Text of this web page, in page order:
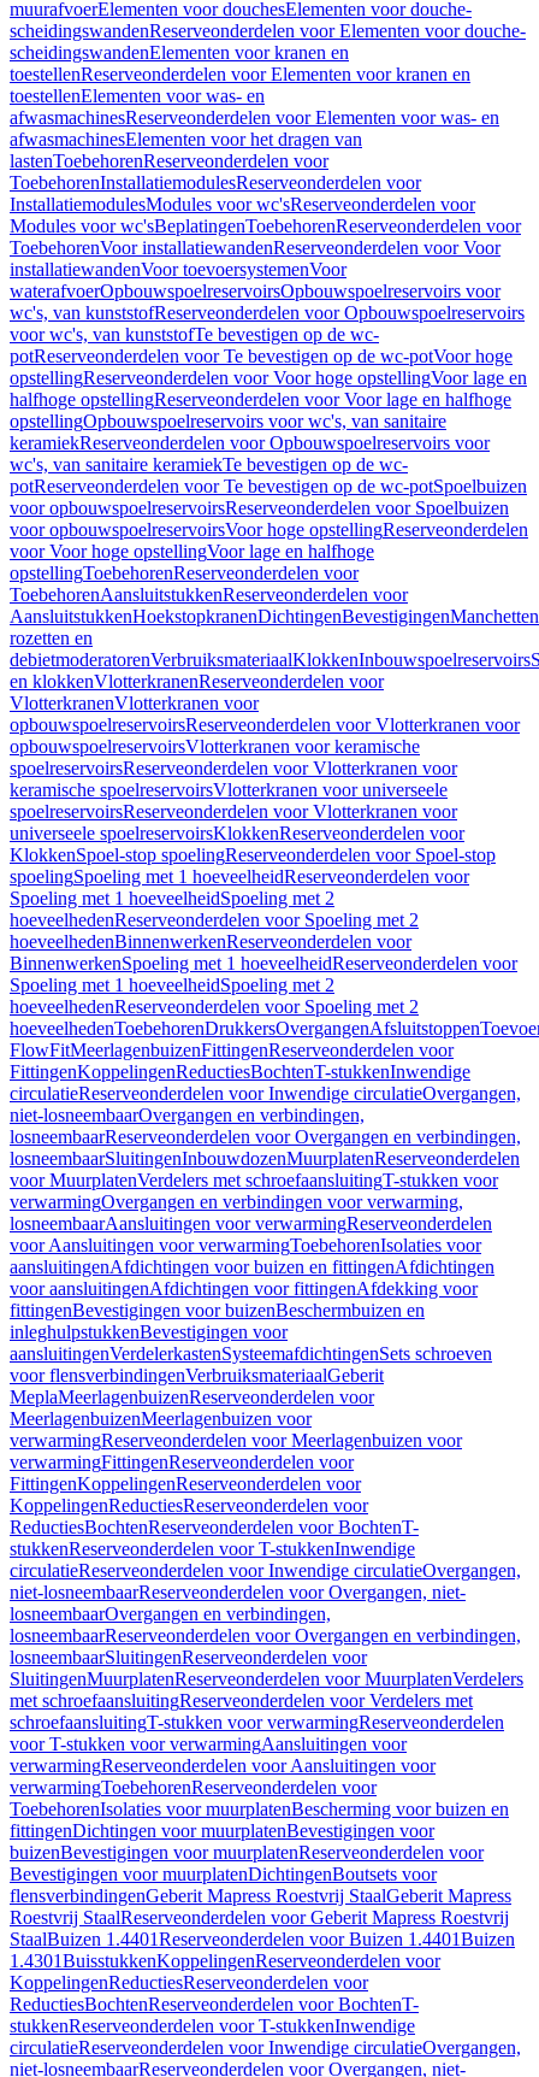
muurafvoerElementen voor douchesElementen voor douche-
scheidingswandenReserveonderdelen voor Elementen voor douche-
scheidingswandenElementen voor kranen en
toestellenReserveonderdelen voor Elementen voor kranen en
toestellenElementen voor was- en
afwasmachinesReserveonderdelen voor Elementen voor was- en
afwasmachinesElementen voor het dragen van
lastenToebehorenReserveonderdelen voor
ToebehorenInstallatiemodulesReserveonderdelen voor
InstallatiemodulesModules voor wc'sReserveonderdelen voor
Modules voor wc'sBeplatingenToebehorenReserveonderdelen voor
ToebehorenVoor installatiewandenReserveonderdelen voor Voor
installatiewandenVoor toevoersystemenVoor
waterafvoerOpbouwspoelreservoirsOpbouwspoelreservoirs voor
wc's, van kunststofReserveonderdelen voor Opbouwspoelreservoirs
voor wc's, van kunststofTe bevestigen op de wc-
potReserveonderdelen voor Te bevestigen op de wc-potVoor hoge
opstellingReserveonderdelen voor Voor hoge opstellingVoor lage en
halfhoge opstellingReserveonderdelen voor Voor lage en halfhoge
opstellingOpbouwspoelreservoirs voor wc's, van sanitaire
keramiekReserveonderdelen voor Opbouwspoelreservoirs voor
wc's, van sanitaire keramiekTe bevestigen op de wc-
potReserveonderdelen voor Te bevestigen op de wc-potSpoelbuizen
voor opbouwspoelreservoirsReserveonderdelen voor Spoelbuizen
voor opbouwspoelreservoirsVoor hoge opstellingReserveonderdelen
voor Voor hoge opstellingVoor lage en halfhoge
opstellingToebehorenReserveonderdelen voor
ToebehorenAansluitstukkenReserveonderdelen voor
AansluitstukkenHoekstopkranenDichtingenBevestigingenManchetten
rozetten en
debietmoderatorenVerbruiksmateriaalKlokkenInbouwspoelreservoirs
en klokkenVlotterkranenReserveonderdelen voor
VlotterkranenVlotterkranen voor
opbouwspoelreservoirsReserveonderdelen voor Vlotterkranen voor
opbouwspoelreservoirsVlotterkranen voor keramische
spoelreservoirsReserveonderdelen voor Vlotterkranen voor
keramische spoelreservoirsVlotterkranen voor universeele
spoelreservoirsReserveonderdelen voor Vlotterkranen voor
universeele spoelreservoirsKlokkenReserveonderdelen voor
KlokkenSpoel-stop spoelingReserveonderdelen voor Spoel-stop
spoelingSpoeling met 1 hoeveelheidReserveonderdelen voor
Spoeling met 1 hoeveelheidSpoeling met 2
hoeveelhedenReserveonderdelen voor Spoeling met 2
hoeveelhedenBinnenwerkenReserveonderdelen voor
BinnenwerkenSpoeling met 1 hoeveelheidReserveonderdelen voor
Spoeling met 1 hoeveelheidSpoeling met 2
hoeveelhedenReserveonderdelen voor Spoeling met 2
hoeveelhedenToebehorenDrukkersOvergangenAfsluitstoppen
FlowFitMeerlagenbuizenFittingenReserveonderdelen voor
FittingenKoppelingenReductiesBochtenT-stukkenInwendige
circulatieReserveonderdelen voor Inwendige circulatieOvergangen,
niet-losneembaarOvergangen en verbindingen,
losneembaarReserveonderdelen voor Overgangen en verbindingen,
losneembaarSluitingenInbouwdozenMuurplatenReserveonderdelen
voor MuurplatenVerdelers met schroefaansluitingT-stukken voor
verwarmingOvergangen en verbindingen voor verwarming,
losneembaarAansluitingen voor verwarmingReserveonderdelen
voor Aansluitingen voor verwarmingToebehorenIsolaties voor
aansluitingenAfdichtingen voor buizen en fittingenAfdichtingen
voor aansluitingenAfdichtingen voor fittingenAfdekking voor
fittingenBevestigingen voor buizenBeschermbuizen en
inleghulpstukkenBevestigingen voor
aansluitingenVerdelerkastenSysteemafdichtingenSets schroeven
voor flensverbindingenVerbruiksmateriaalGeberit
MeplaMeerlagenbuizenReserveonderdelen voor
MeerlagenbuizenMeerlagenbuizen voor
verwarmingReserveonderdelen voor Meerlagenbuizen voor
verwarmingFittingenReserveonderdelen voor
FittingenKoppelingenReserveonderdelen voor
KoppelingenReductiesReserveonderdelen voor
ReductiesBochtenReserveonderdelen voor BochtenT-
stukkenReserveonderdelen voor T-stukkenInwendige
circulatieReserveonderdelen voor Inwendige circulatieOvergangen,
niet-losneembaarReserveonderdelen voor Overgangen, niet-
losneembaarOvergangen en verbindingen,
losneembaarReserveonderdelen voor Overgangen en verbindingen,
losneembaarSluitingenReserveonderdelen voor
SluitingenMuurplatenReserveonderdelen voor MuurplatenVerdelers
met schroefaansluitingReserveonderdelen voor Verdelers met
schroefaansluitingT-stukken voor verwarmingReserveonderdelen
voor T-stukken voor verwarmingAansluitingen voor
verwarmingReserveonderdelen voor Aansluitingen voor
verwarmingToebehorenReserveonderdelen voor
ToebehorenIsolaties voor muurplatenBescherming voor buizen en
fittingenDichtingen voor muurplatenBevestigingen voor
buizenBevestigingen voor muurplatenReserveonderdelen voor
Bevestigingen voor muurplatenDichtingenBoutsets voor
flensverbindingenGeberit Mapress Roestvrij StaalGeberit Mapress
Roestvrij StaalReserveonderdelen voor Geberit Mapress Roestvrij
StaalBuizen 1.4401Reserveonderdelen voor Buizen 1.4401Buizen
1.4301BuisstukkenKoppelingenReserveonderdelen voor
KoppelingenReductiesReserveonderdelen voor
ReductiesBochtenReserveonderdelen voor BochtenT-
stukkenReserveonderdelen voor T-stukkenInwendige
circulatieReserveonderdelen voor Inwendige circulatieOvergangen,
niet-losneembaarReserveonderdelen voor Overgangen, niet-